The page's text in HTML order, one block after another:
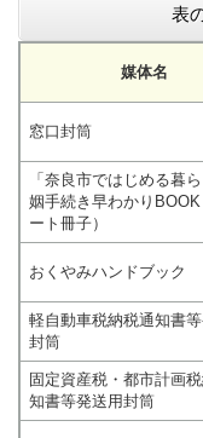
表
媒体名
窓口封筒
「奈良市ではじめる暮
姻手続き早わかり
ート冊子）
おくやみハンドブック
軽自動車税納税通知書
封筒
固定資産税・都市計画
知書等発送用封筒